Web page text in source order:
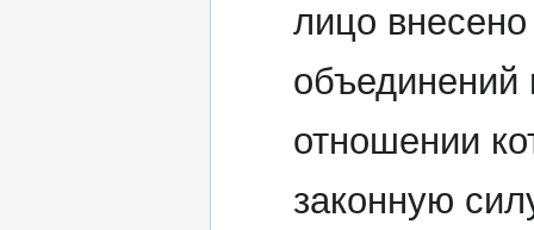
лицо
объединений
отношении
законную